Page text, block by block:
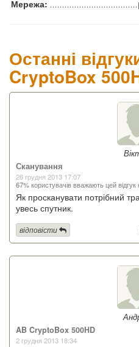
Мережа:
Останні
CryptoBox
Сканування
26 грудня 2013 17:07
67% користувачів вважають цей
Як просканувати потрібний
увесь спутник.
відповісти
AB CryptoBox 500HD
2 грудня 2013 18:34